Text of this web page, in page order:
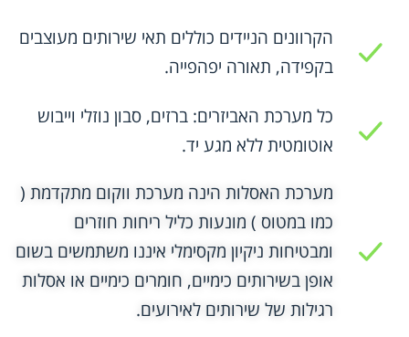
הקרוונים הניידים כוללים תאי שירותים מעוצבים
בקפידה, תאורה יפהפייה.
כל מערכת האביזרים: ברזים, סבון נוזלי וייבוש
אוטומטית ללא מגע יד.
מערכת האסלות הינה מערכת ווקום מתקדמת (
כמו במטוס ) מונעות כליל ריחות חוזרים
ומבטיחות ניקיון מקסימלי איננו משתמשים בשום
אופן בשירותים כימיים, חומרים כימיים או אסלות
רגילות של שירותים לאירועים.